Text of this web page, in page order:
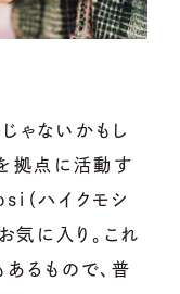
ゃないかもし
拠点に活動す
（ハイクモシ
気に入り。これ
るもので、普